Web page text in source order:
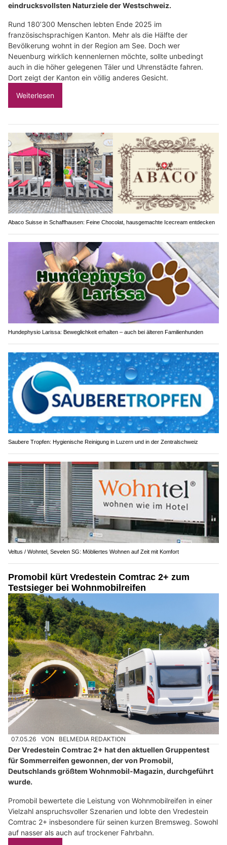
eindrucksvollsten Naturziele der Westschweiz.
Rund 180’300 Menschen lebten Ende 2025 im
französischsprachigen Kanton. Mehr als die Hälfte der
Bevölkerung wohnt in der Region am See. Doch wer
Neuenburg wirklich kennenlernen möchte, sollte unbedingt
auch in die höher gelegenen Täler und Uhrenstädte fahren.
Dort zeigt der Kanton ein völlig anderes Gesicht.
Weiterlesen
Abaco Suisse in Schaffhausen: Feine Chocolat, hausgemachte Icecream entdecken
Hundephysio Larissa: Beweglichkeit erhalten – auch bei älteren Familienhunden
Saubere Tropfen: Hygienische Reinigung in Luzern und in der Zentralschweiz
Veltus / Wohntel, Sevelen SG: Möbliertes Wohnen auf Zeit mit Komfort
Promobil kürt Vredestein Comtrac 2+ zum
Testsieger bei Wohnmobilreifen
07.05.26 VON BELMEDIA REDAKTION
Der Vredestein Comtrac 2+ hat den aktuellen Gruppentest
für Sommerreifen gewonnen, der von Promobil,
Deutschlands größtem Wohnmobil-Magazin, durchgeführt
wurde.
Promobil bewertete die Leistung von Wohnmobilreifen in einer
Vielzahl anspruchsvoller Szenarien und lobte den Vredestein
Comtrac 2+ insbesondere für seinen kurzen Bremsweg. Sowohl
auf nasser als auch auf trockener Fahrbahn.